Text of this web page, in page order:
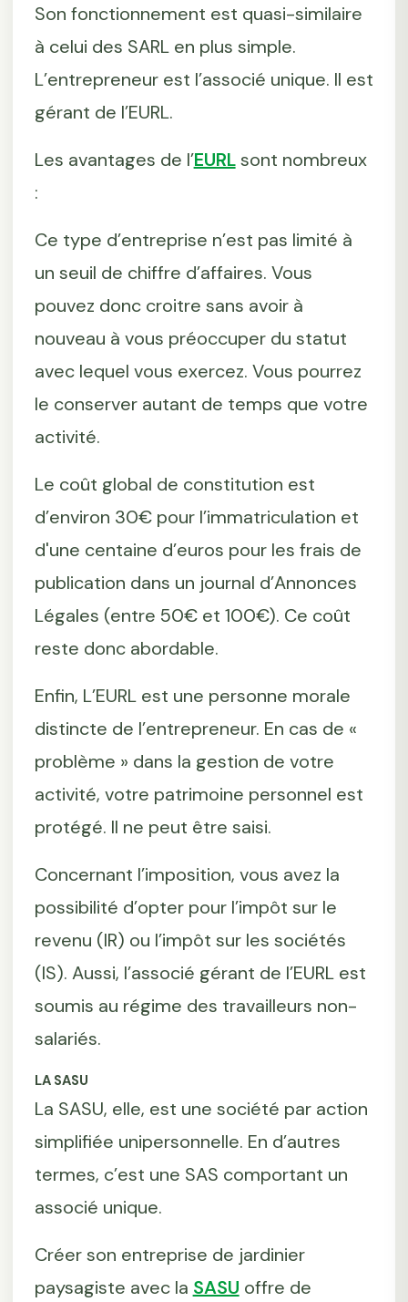
Son fonctionnement est quasi-similaire
à celui des SARL en plus simple.
L’entrepreneur est l’associé unique. Il est
gérant de l’EURL.
Les avantages de l’EURLsont nombreux
:
Ce type d’entreprise n’est pas limité à
un seuil de chiffre d’affaires. Vous
pouvez donc croitre sans avoir à
nouveau à vous préoccuper du statut
avec lequel vous exercez. Vous pourrez
le conserver autant de temps que votre
activité.
Le coût global de constitution est
d’environ 30€ pour l’immatriculation et
d'une centaine d’euros pour les frais de
publication dans un journal d’Annonces
Légales (entre 50€ et 100€). Ce coût
reste donc abordable.
Enfin, L’EURL est une personne morale
distincte de l’entrepreneur. En cas de «
problème » dans la gestion de votre
activité, votre patrimoine personnel est
protégé. Il ne peut être saisi.
Concernant l’imposition, vous avez la
possibilité d’opter pour l’impôt sur le
revenu (IR) ou l’impôt sur les sociétés
(IS). Aussi, l’associé gérant de l’EURL est
soumis au régime des travailleurs non-
salariés.
LA SASU
La SASU, elle, est une société par action
simplifiée unipersonnelle. En d’autres
termes, c’est une SAS comportant un
associé unique.
Créer son entreprise de jardinier
paysagiste avec la SASU offre de